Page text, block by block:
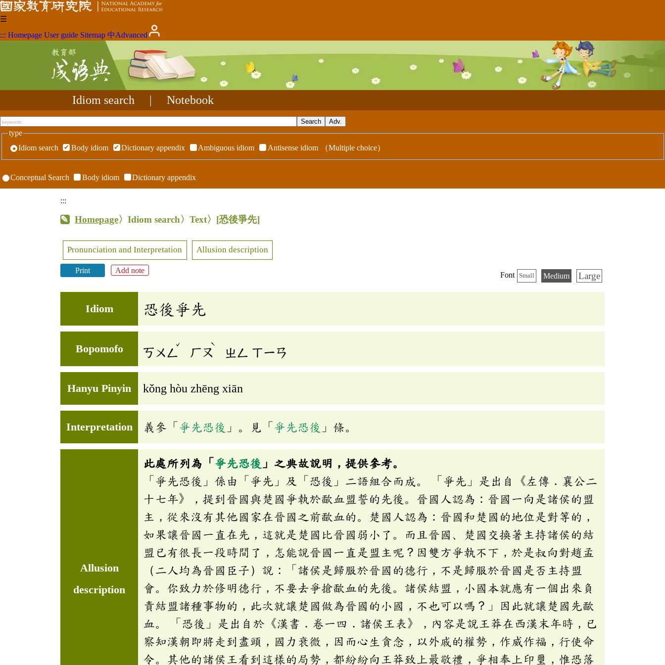
☰
::: Homepage User guide Sitemap 中Advanced
Idiom search Notebook
type
Idiom search
Body idiom Dictionary appendix Ambiguous idiom Antisense idiom （Multiple choice）
Conceptual Search Body idiom Dictionary appendix
:::
Homepage〉Idiom search〉Text〉 [恐後爭先]
Pronunciation and Interpretation Allusion description
Print Add note
Font Small Medium Large
Idiom 恐後爭先
Bopomofo ㄎㄨㄥ
ˇ
ㄏㄡ
ˋ
ㄓㄥ ㄒㄧㄢ
Hanyu Pinyin kǒng hòu zhēng xiān
Interpretation 義參「 爭先恐後 」。見「 爭先恐後 」條。
Allusion
description
此處所列為「 爭先恐後 」之典故說明，提供參考。
「爭先恐後」係由「爭先」及「恐後」二語組合而成。 「爭先」是出自《左傳．襄公二
十七年》，提到晉國與楚國爭執於歃血盟誓的先後。晉國人認為：晉國一向是諸侯的盟
主，從來沒有其他國家在晉國之前歃血的。楚國人認為：晉國和楚國的地位是對等的，
如果讓晉國一直在先，這就是楚國比晉國弱小了。而且晉國、楚國交換著主持諸侯的結
盟已有很長一段時間了，怎能說晉國一直是盟主呢？因雙方爭執不下，於是叔向對趙孟
（二人均為晉國臣子）說：「諸侯是歸服於晉國的德行，不是歸服於晉國是否主持盟
會。你致力於修明德行，不要去爭搶歃血的先後。諸侯結盟，小國本就應有一個出來負
責結盟諸種事物的，此次就讓楚國做為晉國的小國，不也可以嗎？」因此就讓楚國先歃
血。 「恐後」是出自於《漢書．卷一四．諸侯王表》，內容是說王莽在西漢末年時，已
察知漢朝即將走到盡頭，國力衰微，因而心生貪念，以外戚的權勢，作威作福，行使命
令。其他的諸侯王看到這樣的局勢，都紛紛向王莽致上最敬禮，爭相奉上印璽，惟恐落